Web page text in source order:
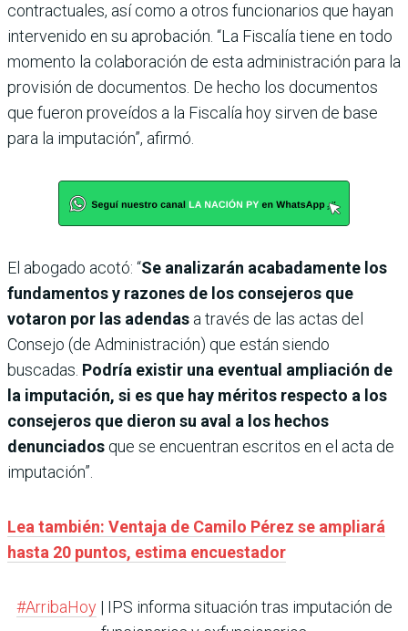
contractuales, así como a otros funcionarios que hayan
intervenido en su aprobación. “La Fiscalía tiene en todo
momento la colaboración de esta administración para la
provisión de documentos. De hecho los documentos
que fueron proveídos a la Fiscalía hoy sirven de base
para la imputación”, afirmó.
El abogado acotó: “Se analizarán acabadamente los
fundamentos y razones de los consejeros que
votaron por las adendas a través de las actas del
Consejo (de Administración) que están siendo
buscadas. Podría existir una eventual ampliación de
la imputación, si es que hay méritos respecto a los
consejeros que dieron su aval a los hechos
denunciados que se encuentran escritos en el acta de
imputación”.
Lea también: Ventaja de Camilo Pérez se ampliará
hasta 20 puntos, estima encuestador
#ArribaHoy| IPS informa situación tras imputación de